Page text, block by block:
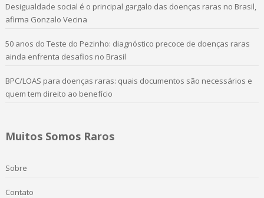
Desigualdade social é o principal gargalo das doenças raras no Brasil,
afirma Gonzalo Vecina
50 anos do Teste do Pezinho: diagnóstico precoce de doenças raras
ainda enfrenta desafios no Brasil
BPC/LOAS para doenças raras: quais documentos são necessários e
quem tem direito ao benefício
Muitos Somos Raros
Sobre
Contato